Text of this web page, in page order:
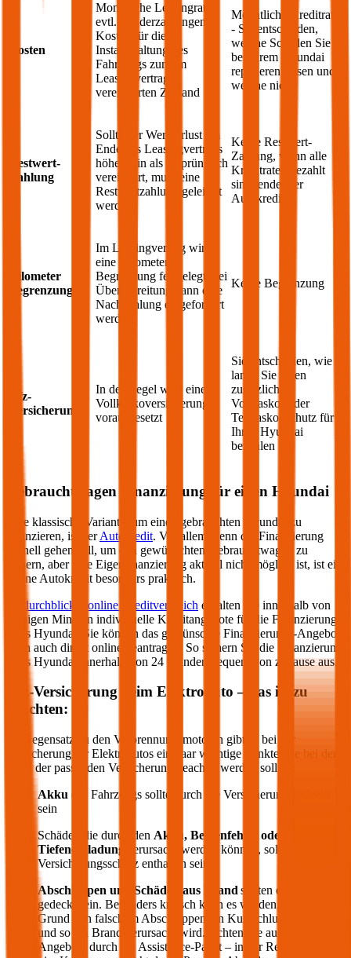
Kosten
Monatliche Leasingrate,
evtl. Sonderzahlungen;
Kosten für die
Instandhaltung des
Fahrzeugs zum im
Leasingvertrag
vereinbarten Zustand
Monatliche Kreditrate
- Sie entscheiden,
welche Schäden Sie
bei Ihrem
Hyundai
reparieren lassen und
welche nicht
Restwert-
Zahlung
Sollte der Wertverlust am
Ende des Leasingvertrags
höher sein als ursprünglich
vereinbart, muss eine
Restwertzahlung geleistet
werden
Keine Restwert-
Zahlung, wenn alle
Kreditraten bezahlt
sind, endet der
Autokredit
Kilometer
Begrenzung
Im Leasingvertrag wird
eine Kilometer
Begrenzung festgelegt, bei
Überschreitung kann eine
Nachzahlung eingefordert
werden
Keine Begrenzung
Kfz-
Versicherung
In der Regel wird eine
Vollkaskoversicherung
vorausgesetzt
Sie entscheiden, wie
lange Sie einen
zusätzlichen
Vollkasko- oder
Teilkasko-Schutz für
Ihren Hyundai
bezahlen
Gebrauchtwagen Finanzierung für einen Hyundai
Eine klassische Variante, um einen gebrauchten Hyundai
zu
finanzieren, ist derAutokredit. Vor allem wenn die Finanzierung
schnell gehen soll, um den gewünschten Gebrauchtwagen zu
sichern, aber eine Eigenfinanzierung aktuell nicht möglich ist, ist ein
online Autokredit besonders praktisch.
durchblicker online Kreditvergleich erhalten Sie innerhalb von
wenigen Minuten individuelle Kreditangebote für die Finanzierung
Ihres Hyundai
. Sie können das gewünschte Finanzierungs-Angebot
dann auch direkt online beantragen. So sichern Sie die Finanzierung
IhresHyundai innerhalb von 24 Stunden bequem von zuhause aus.
Kfz-Versicherung beim Elektroauto – das ist zu
beachten:
Im Gegensatz zu den Verbrennungsmotoren gibt es bei der
Versicherung für Elektroautos ein paar wichtige Punkte, die bei der
Wahl der passenden Versicherung beachtet werden sollten:
Akku des Fahrzeugs sollte durch die Versicherung gedeckt
sein
Schäden die durch den Akku, Bedienfehler oder
Tiefenentladung
verursacht werden können, sollten im
Versicherungsschutz enthalten sein
Abschleppen und Schäden aus Brand sollten ebenfalls
gedeckt sein. Besonders kritisch kann es werden, wenn auf
Grund von falschem Abschleppen ein Kurzschluss entsteht
und so ein Brand verursacht wird. Achten Sie auch auf die
Angebote durch ein Assistance-Paket – in der Regel werden